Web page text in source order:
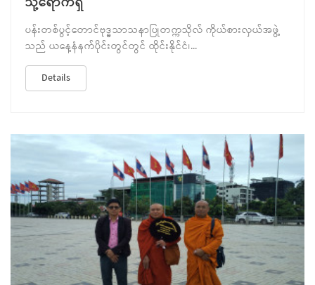
ပန်းတစ်ပွင့်တောင်ဗုဒ္ဓသာသနာပြုတက္ကသိုလ် ကိုယ်စားလှယ်အဖွဲ့
သည် ယနေ့နံနက်ပိုင်းတွင်တွင် ထိုင်းနိုင်ငံ၊...
Details